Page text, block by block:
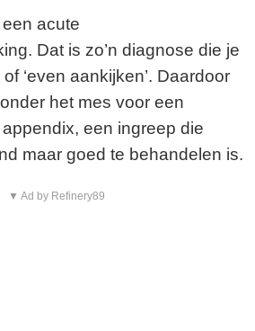
acute
Dat is zo’n diagnose die je
‘even aankijken’. Daardoor
het mes voor een
een ingreep die
maar goed te behandelen is.
▼ Ad by Refinery89